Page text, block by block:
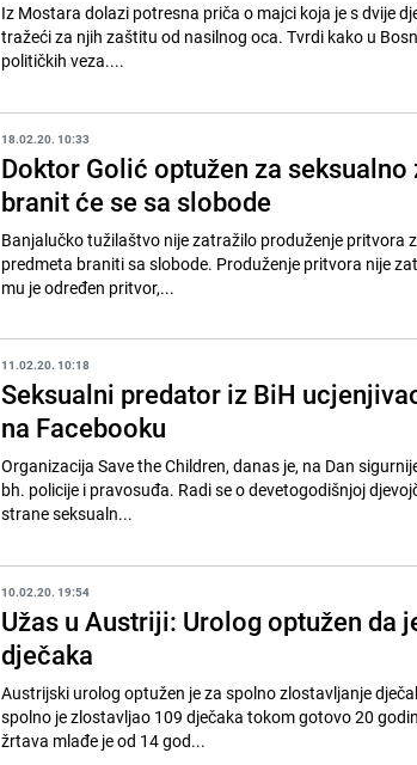
Iz Mostara dolazi potresna priča o majci koja je s dvije
tražeći za njih zaštitu od nasilnog oca. Tvrdi kako u
političkih veza....
18.02.20. 10:33
Doktor Golić optužen za
branit će se sa slobode
Banjalučko tužilaštvo nije zatražilo produženje pritvora
predmeta braniti sa slobode. Produženje pritvora nije
mu je određen pritvor,...
11.02.20. 10:18
Seksualni predator iz BiH
na Facebooku
Organizacija Save the Children, danas je, na Dan
bh. policije i pravosuđa. Radi se o devetogodišnjoj
strane seksualn...
10.02.20. 19:54
Užas u Austriji: Urolog optužen da
dječaka
Austrijski urolog optužen je za spolno zlostavljanje
spolno je zlostavljao 109 dječaka tokom gotovo 20
žrtava mlađe je od 14 god...